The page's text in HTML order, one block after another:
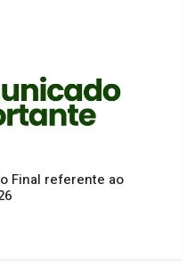
Final referente ao